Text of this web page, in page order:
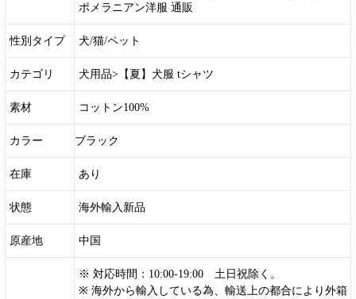
ポメラニアン洋服 通販
性別タイプ 犬/猫/ペット
カテゴリ 犬用品>【夏】犬服 tシャツ
素材 コットン100%
カラー ブラック
在庫 あり
状態 海外輸入新品
原産地 中国
※ 対応時間：10:00-19:00 土日祝除く。
※ 海外から輸入している為、輸送上の都合により外箱